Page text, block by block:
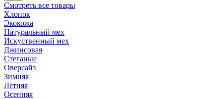
Смотреть все товары
Хлопок
Экокожа
Натуральный мех
Искуственный мех
Джинсовая
Стеганые
Оверсайз
Зимняя
Летняя
Осенняя